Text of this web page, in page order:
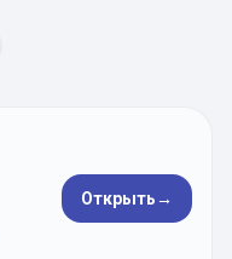
Открыть→